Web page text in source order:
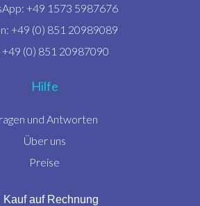
+49 1573 5987676
+49 (0) 851 20989089
+49 (0) 851 20987090
Hilfe
und Antworten
Über uns
Preise
Kauf auf Rechnung